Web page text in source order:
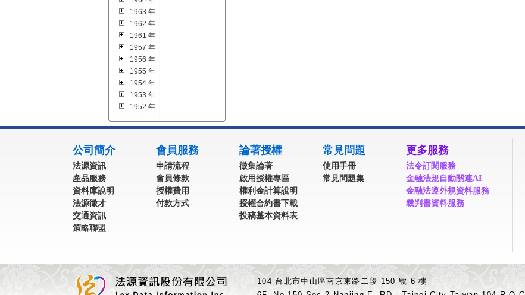
1963 年
1962 年
1961 年
1957 年
1956 年
1955 年
1954 年
1953 年
1952 年
公司簡介
法源資訊
產品服務
資料庫說明
法源徵才
交通資訊
策略聯盟
會員服務
申請流程
會員條款
授權費用
付款方式
論著授權
徵集論著
啟用授權專區
權利金計算說明
授權合約書下載
投稿基本資料表
常見問題
使用手冊
常見問題集
更多服務
法令訂閱服務
金融法規自動關連AI
金融法遵外規資料服務
裁判書資料服務
104 台北市中山區南京東路二段 150 號 6 樓